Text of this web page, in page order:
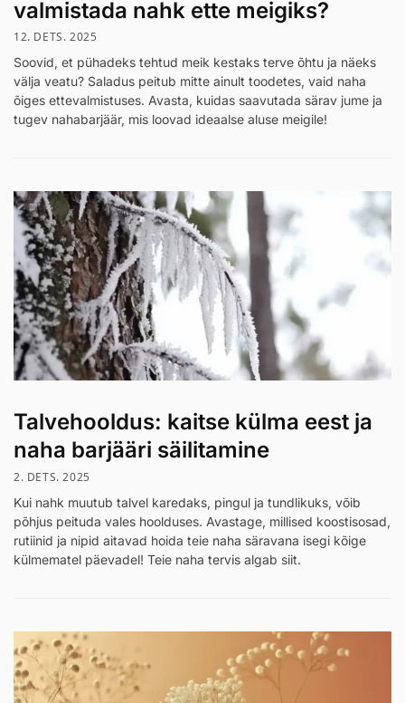
valmistada nahk ette meigiks?
12. DETS. 2025
Soovid, et pühadeks tehtud meik kestaks terve õhtu ja näeks
välja veatu? Saladus peitub mitte ainult toodetes, vaid naha
õiges ettevalmistuses. Avasta, kuidas saavutada särav jume ja
tugev nahabarjäär, mis loovad ideaalse aluse meigile!
Talvehooldus: kaitse külma eest ja
naha barjääri säilitamine
2. DETS. 2025
Kui nahk muutub talvel karedaks, pingul ja tundlikuks, võib
põhjus peituda vales hoolduses. Avastage, millised koostisosad,
rutiinid ja nipid aitavad hoida teie naha säravana isegi kõige
külmematel päevadel! Teie naha tervis algab siit.